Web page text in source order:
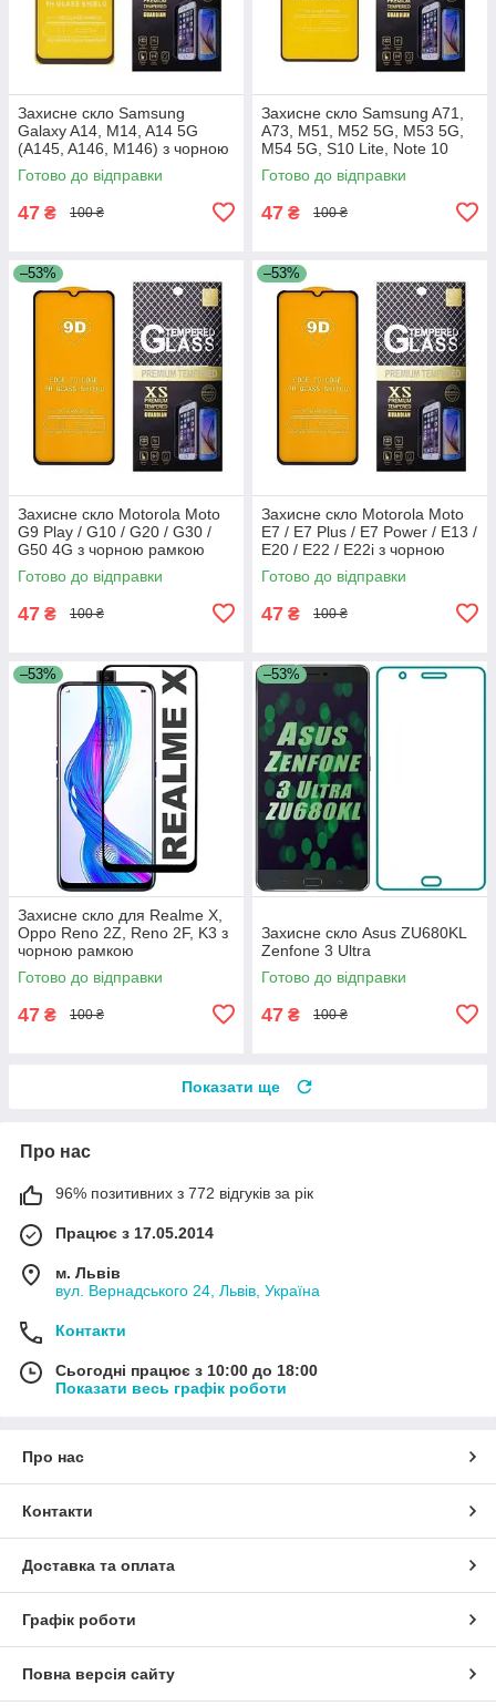
Захисне скло Samsung
Galaxy A14, M14, A14 5G
(A145, A146, M146) з чорною
рамкою
Готово до відправки
47 ₴ 100 ₴
Захисне скло Samsung A71,
A73, M51, M52 5G, M53 5G,
M54 5G, S10 Lite, Note 10
Lite, A715, A716, A725, A736,
M515, M526, M536,
Готово до відправки
47 ₴ 100 ₴
–53%
Захисне скло Motorola Moto
G9 Play / G10 / G20 / G30 /
G50 4G з чорною рамкою
Готово до відправки
47 ₴ 100 ₴
–53%
Захисне скло Motorola Moto
E7 / E7 Plus / E7 Power / E13 /
E20 / E22 / E22i з чорною
рамкою
Готово до відправки
47 ₴ 100 ₴
–53%
Захисне скло для Realme X,
Oppo Reno 2Z, Reno 2F, K3 з
чорною рамкою
Готово до відправки
47 ₴ 100 ₴
–53%
Захисне скло Asus ZU680KL
Zenfone 3 Ultra
Готово до відправки
47 ₴ 100 ₴
Показати ще
Про нас
96% позитивних з 772 відгуків за рік
Працює з 17.05.2014
м. Львів
вул. Вернадського 24, Львів, Україна
Контакти
Сьогодні працює з 10:00 до 18:00
Показати весь графік роботи
Про нас
Контакти
Доставка та оплата
Графік роботи
Повна версія сайту